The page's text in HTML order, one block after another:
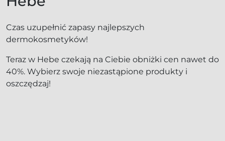
Czas uzupełnić zapasy najlepszych
dermokosmetyków!
Teraz w Hebe czekają na Ciebie obniżki cen nawet do
40%. Wybierz swoje niezastąpione produkty i
oszczędzaj!